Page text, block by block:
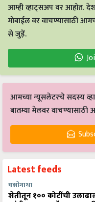
आम्ही व्हाट्सअप वर आहोत.
मोबाईल वर वाचण्यासाठी
से जुड़ें.
आमच्या न्यूसलेटरचे सदस्य
बातम्या मेलवर
Latest feeds
यशोगाथा
शेतीतून १०० कोटींची